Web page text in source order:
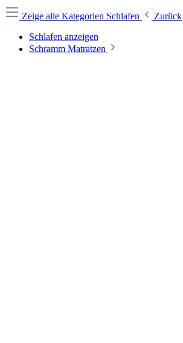
Zeige alle Kategorien Schlafen
Zurück
Schlafen anzeigen
Schramm Matratzen